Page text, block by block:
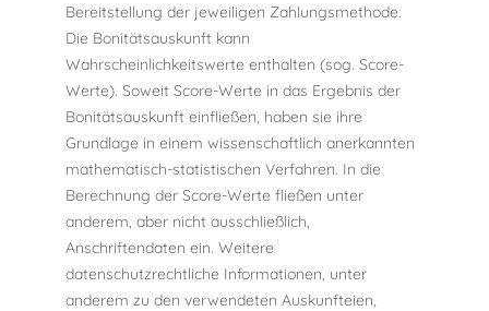
Bereitstellung der jeweiligen Zahlungsmethode.
Die Bonitätsauskunft kann
Wahrscheinlichkeitswerte enthalten (sog. Score-
Werte). Soweit Score-Werte in das Ergebnis der
Bonitätsauskunft einfließen, haben sie ihre
Grundlage in einem wissenschaftlich anerkannten
mathematisch-statistischen Verfahren. In die
Berechnung der Score-Werte fließen unter
anderem, aber nicht ausschließlich,
Anschriftendaten ein. Weitere
datenschutzrechtliche Informationen, unter
anderem zu den verwendeten Auskunfteien,